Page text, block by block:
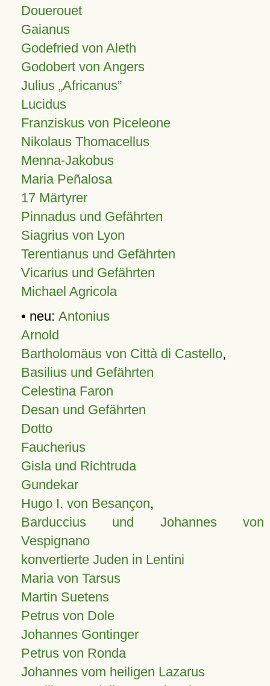
Douerouet
Gaianus
Godefried von Aleth
Godobert von Angers
Julius Africanus
Lucidus
Franziskus von Piceleone
Nikolaus Thomacellus
Menna-Jakobus
Maria Peñalosa
17 Märtyrer
Pinnadus und Gefährten
Siagrius von Lyon
Terentianus und Gefährten
Vicarius und Gefährten
Michael Agricola
• neu: Antonius
Arnold
Bartholomäus von Città di Castello,
Basilius und Gefährten
Celestina Faron
Desan und Gefährten
Dotto
Faucherius
Gisla und Richtruda
Gundekar
Hugo I. von Besançon,
Barduccius und Johannes von
Vespignano
konvertierte Juden in Lentini
Maria von Tarsus
Martin Suetens
Petrus von Dole
Johannes Gontinger
Petrus von Ronda
Johannes vom heiligen Lazarus